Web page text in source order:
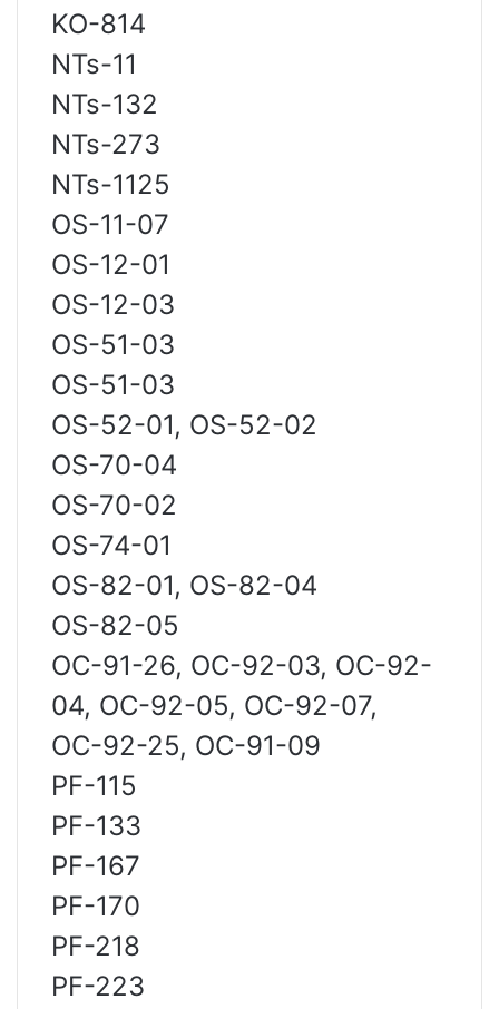
KO-814
NTs-11
NTs-132
NTs-273
NTs-1125
OS-11-07
OS-12-01
OS-12-03
OS-51-03
OS-51-03
OS-52-01, OS-52-02
OS-70-04
OS-70-02
OS-74-01
OS-82-01, OS-82-04
OS-82-05
ОС-91-26, ОС-92-03, ОС-92-
04, ОС-92-05, ОС-92-07,
ОС-92-25, ОС-91-09
PF-115
PF-133
PF-167
PF-170
PF-218
PF-223